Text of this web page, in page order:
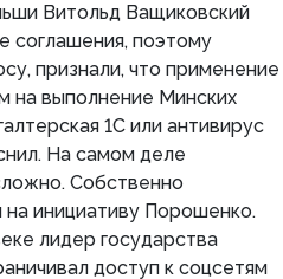
Витольд Ващиковский
соглашения, поэтому
признали, что применение
на выполнение Минских
1С или антивирус
На самом деле
Собственно
инициативу Порошенко.
лидер государства
доступ к соцсетям